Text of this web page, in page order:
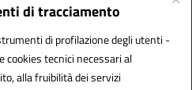
di tracciamento
di profilazione degli utenti -
cookies tecnici necessari al
alla fruibilità dei servizi
bnis02300v@pec.istruzione.it
(IPA): istsc_bnis02300v